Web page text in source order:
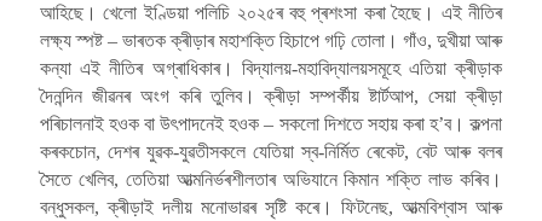
আহিছে। খেলো ইণ্ডিয়া পলিচি ২০২৫ৰ বহু প্ৰশংসা কৰা হৈছে। এই নীতিৰ
লক্ষ্য স্পষ্ট – ভাৰতক ক্ৰীড়াৰ মহাশক্তি হিচাপে গঢ়ি তোলা। গাঁও, দুখীয়া আৰু
কন্যা এই নীতিৰ অগ্ৰাধিকাৰ। বিদ্যালয়-মহাবিদ্যালয়সমূহে এতিয়া ক্ৰীড়াক
দৈনন্দিন জীৱনৰ অংগ কৰি তুলিব। ক্ৰীড়া সম্পৰ্কীয় ষ্টাৰ্টআপ, সেয়া ক্ৰীড়া
পৰিচালনাই হওক বা উৎপাদনেই হওক – সকলো দিশতে সহায় কৰা হ’ব। কল্পনা
কৰকচোন, দেশৰ যুৱক-যুৱতীসকলে যেতিয়া স্ব-নিৰ্মিত ৰেকেট, বেট আৰু বলৰ
সৈতে খেলিব, তেতিয়া আত্মনিৰ্ভৰশীলতাৰ অভিযানে কিমান শক্তি লাভ কৰিব।
বন্ধুসকল, ক্ৰীড়াই দলীয় মনোভাৱৰ সৃষ্টি কৰে। ফিটনেছ, আত্মবিশ্বাস আৰু